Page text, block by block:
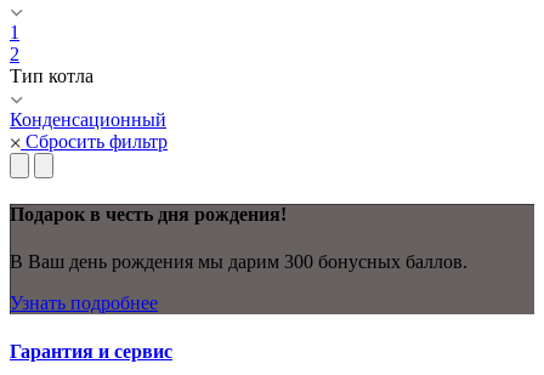
1
2
Тип котла
Конденсационный
Сбросить фильтр
Подарок в честь дня рождения!
В Ваш день рождения мы дарим 300 бонусных баллов.
Узнать подробнее
Гарантия и сервис